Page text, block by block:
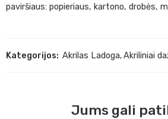
paviršiaus: popieriaus, kartono, drobės,
Kategorijos: Akrilas Ladoga,Akriliniai
Jums gali